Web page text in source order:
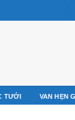
TƯỚI VAN HẸN